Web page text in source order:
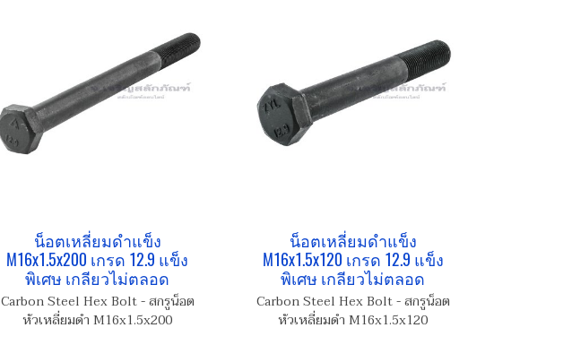
น็อตเหลี่ยมดำแข็ง
M16x1.5x200 เกรด 12.9 แข็ง
พิเศษ เกลียวไม่ตลอด
Carbon Steel Hex Bolt - สกรูน็อต
หัวเหลี่ยมดำ M16x1.5x200
น็อตเหลี่ยมดำแข็ง
M16x1.5x120 เกรด 12.9 แข็ง
พิเศษ เกลียวไม่ตลอด
Carbon Steel Hex Bolt - สกรูน็อต
หัวเหลี่ยมดำ M16x1.5x120